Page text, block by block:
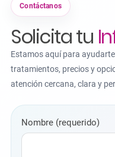
Contáctanos
Solicita tu
Estamos aquí para
tratamientos, precios y
atención cercana, clara y
Nombre (requerido)